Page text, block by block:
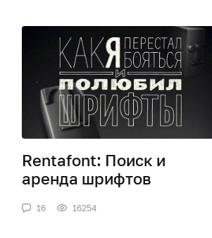
Rentafont: Поиск и
аренда шрифтов
16 16254